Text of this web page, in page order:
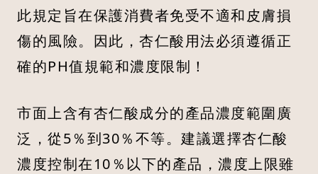
此規定旨在保護消費者免受不適和皮膚損
傷的風險。因此，杏仁酸用法必須遵循正
確的PH值規範和濃度限制！
市面上含有杏仁酸成分的產品濃度範圍廣
泛，從5％到30％不等。建議選擇杏仁酸
濃度控制在10％以下的產品，濃度上限雖